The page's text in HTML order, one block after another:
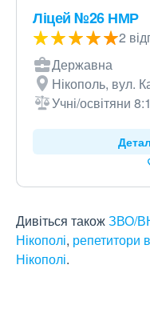
Ліцей №26 НМР
2
Державна
Нікополь, вул.
Учні/освітяни 8:1
Дивіться такожЗВО/
Нікополі, репетитори
Нікополі.